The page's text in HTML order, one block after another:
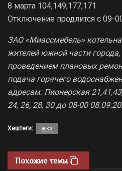
8 марта 104,149,177,171
Отключение продлится с 09-
ЗАО «Миассмебель»
жителей южной части города,
проведением плановых
подача горячего
адресам: Пионерская
24, 26, 28, 30 до 08-00
Хештеги: жкх
Похожие темы